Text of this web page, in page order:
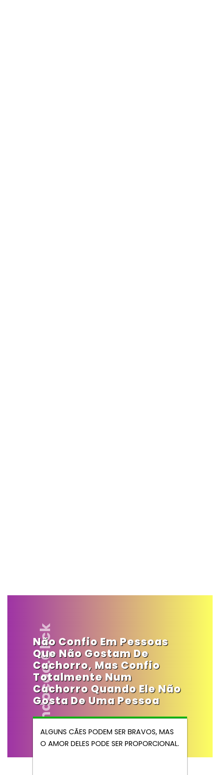
Vendocao.click
Não Confio Em Pessoas
Que Não Gostam De
Cachorro, Mas Confio
Totalmente Num
Cachorro Quando Ele Não
Gosta De Uma Pessoa
ALGUNS CÃES PODEM SER BRAVOS, MAS
O AMOR DELES PODE SER PROPORCIONAL.